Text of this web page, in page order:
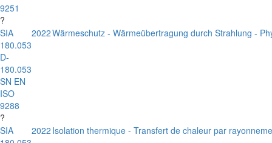
9251
?
SIA
180.053
D-
180.053
SN EN
ISO
9288
?
2022Wärmeschutz - Wärmeübertragung durch Strahlung -
SIA
2022 Isolation thermique - Transfert de chaleur par